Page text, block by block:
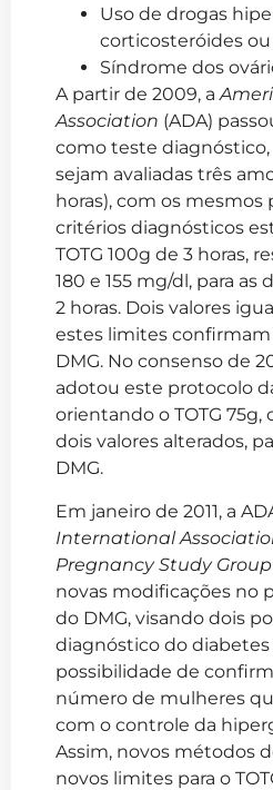
Uso de drogas
corticosteróides
Síndrome dos
A partir de 2009, a
Association (ADA)
como teste
sejam avaliadas três
horas), com os
critérios diagnósticos
TOTG 100g de 3 horas,
180 e 155 mg/dl, para as
2 horas. Dois valores
estes limites
DMG. No consenso de
adotou este protocolo
orientando o TOTG 75g,
dois valores alterados,
DMG.
Em janeiro de 2011, a
International
Pregnancy Study Group
novas modificações no
do DMG, visando dois
diagnóstico do
possibilidade de
número de mulheres
com o controle da
Assim, novos métodos
novos limites para o